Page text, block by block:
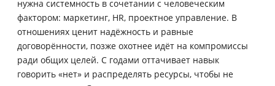
нужна системность в сочетании с человеческим
фактором: маркетинг, HR, проектное управление. В
отношениях ценит надёжность и равные
договорённости, позже охотнее идёт на компромиссы
ради общих целей. С годами оттачивает навык
говорить «нет» и распределять ресурсы, чтобы не